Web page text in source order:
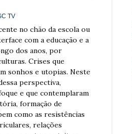
TV
no chão da escola ou
com a educação e a
dos anos, por
Crises que
sonhos e utopias. Neste
perspectiva,
e que contemplaram
formação de
como as resistências
relações